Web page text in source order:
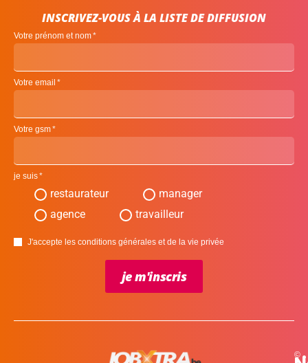
©
INSCRIVEZ-VOUS À LA LISTE DE DIFFUSION
Votre prénom et nom
Votre email
Votre gsm
je suis
restaurateur
manager
agence
travailleur
J'accepte les conditions générales et de la vie privée
je m'inscris